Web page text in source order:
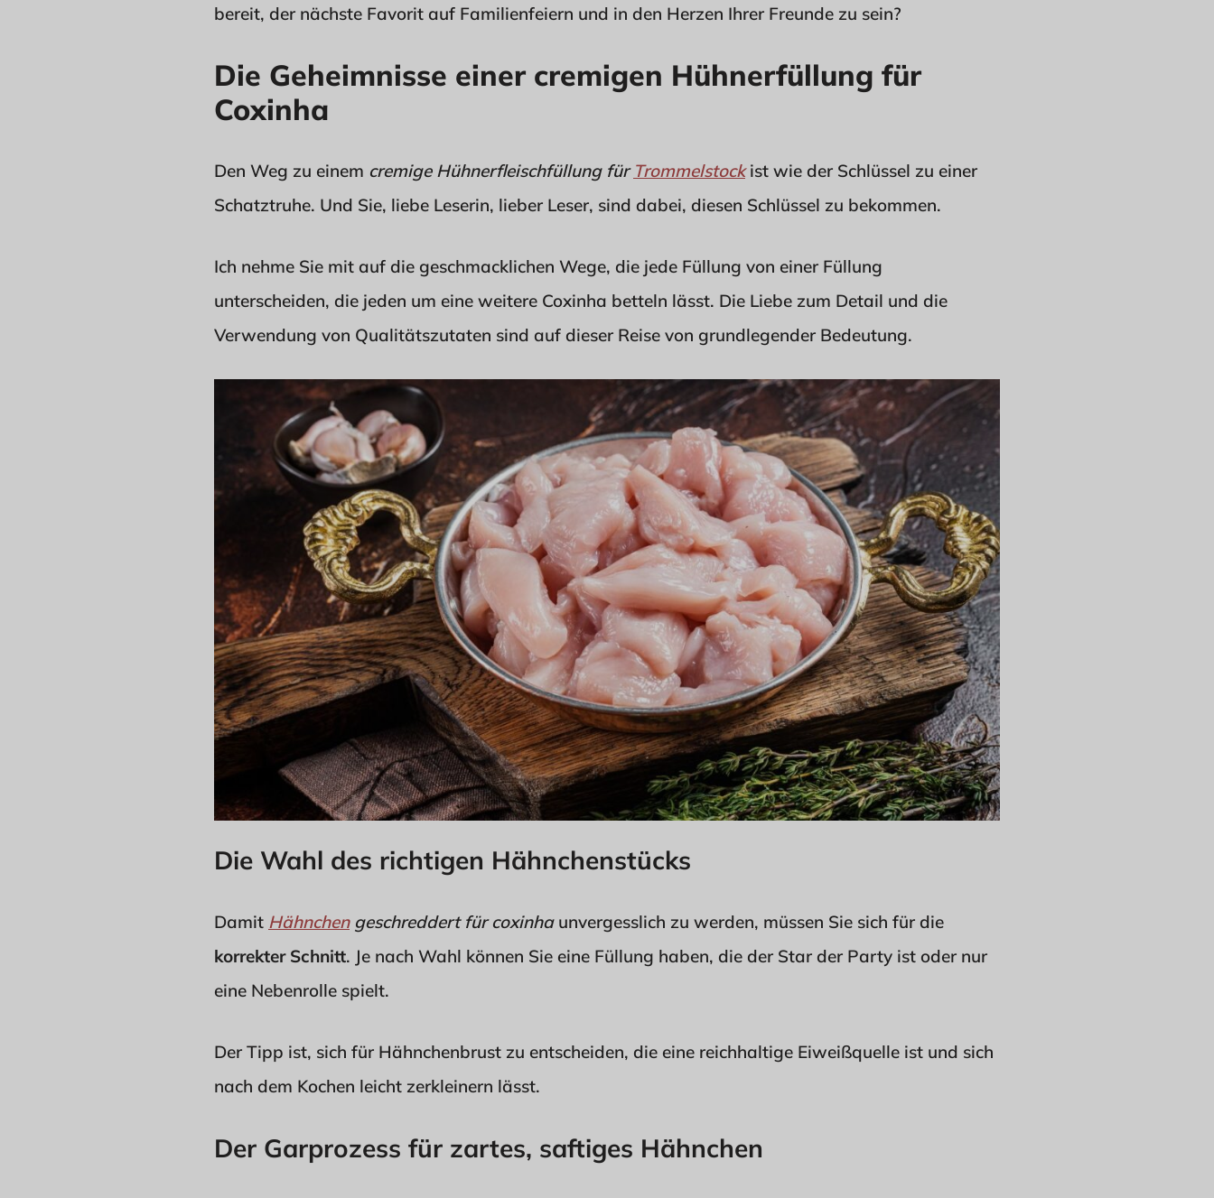
bereit, der nächste Favorit auf Familienfeiern und in den Herzen Ihrer Freunde zu sein?
Die Geheimnisse einer cremigen Hühnerfüllung für
Coxinha
Den Weg zu einem cremige Hühnerfleischfüllung für Trommelstockist wie der Schlüssel zu einer
Schatztruhe. Und Sie, liebe Leserin, lieber Leser, sind dabei, diesen Schlüssel zu bekommen.
Ich nehme Sie mit auf die geschmacklichen Wege, die jede Füllung von einer Füllung
unterscheiden, die jeden um eine weitere Coxinha betteln lässt. Die Liebe zum Detail und die
Verwendung von Qualitätszutaten sind auf dieser Reise von grundlegender Bedeutung.
Die Wahl des richtigen Hähnchenstücks
Damit Hähnchengeschreddert für coxinhaunvergesslich zu werden, müssen Sie sich für die
korrekter Schnitt. Je nach Wahl können Sie eine Füllung haben, die der Star der Party ist oder nur
eine Nebenrolle spielt.
Der Tipp ist, sich für Hähnchenbrust zu entscheiden, die eine reichhaltige Eiweißquelle ist und sich
nach dem Kochen leicht zerkleinern lässt.
Der Garprozess für zartes, saftiges Hähnchen